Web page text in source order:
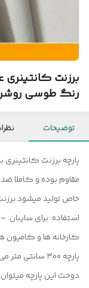
رنگ طوسی روشن
توضیحات
پارچه برزنت
مقاوم بوده و کاملا
خاص تولید میشود
استفاده برای سایبان
کارخانه ها و کامیون
پارچه ۳۰۰